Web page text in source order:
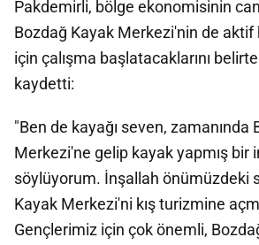
Pakdemirli, bölge ekonomisinin
Bozdağ Kayak Merkezi'nin de
için çalışma başlatacaklarını
kaydetti:
"Ben de kayağı seven, zamanında
Merkezi'ne gelip kayak yapmış bir
söylüyorum. İnşallah önümüzdeki
Kayak Merkezi'ni kış turizmine
Gençlerimiz için çok önemli,